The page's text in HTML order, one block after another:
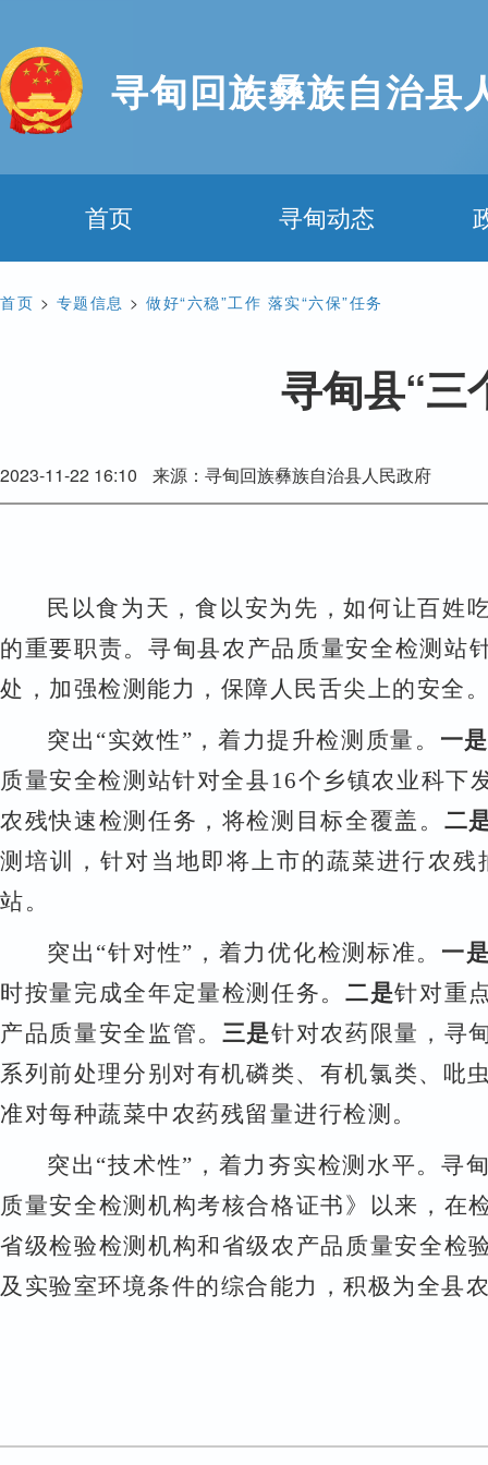
寻甸回族彝族自治县
首页 寻甸动态
首页 > 专题信息 > 做好“六稳”工作 落实“六保”任务
寻甸县“三
2023-11-22 16:10 来源：寻甸回族彝族自治县人民政府
民以食为天，食以安为先，如何让百姓
的重要职责。寻甸县农产品质量安全检测站
处，加强检测能力，保障人民舌尖上的安全
突出 “实效性”，着力提升检测质量。 一是
质量安全检测站针对全县16个乡镇农业科下
农残快速检测任务，将检测目标全覆盖。 二
测培训，针对当地即将上市的蔬菜进行农
站。
突出 “针对性”，着力优化检测标准。 一
时按量完成全年定量检测任务。二是针对重
产品质量安全监管。 三是针对农药限量，寻
系列前处理分别对有机磷类、有机氯类、吡
准对每种蔬菜中农药残留量进行检测。
突出 “技术性”，着力夯实检测水平。寻
质量安全检测机构考核合格证书》以来，在
省级检验检测机构和省级农产品质量安全检
及实验室环境条件的综合能力，积极为全县